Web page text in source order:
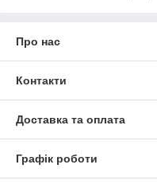
Про нас
Контакти
Доставка та оплата
Графік роботи